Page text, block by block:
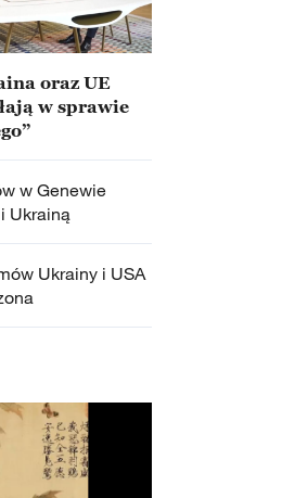
oraz UE
w sprawie
w Genewie
Ukrainą
Ukrainy i USA